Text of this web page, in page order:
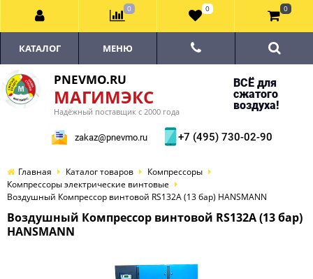
PNEVMO.RU
МАГИМЭКС
Надёжный поставщик с 2000 года
ВСЁ для
сжатого
воздуха!
zakaz@pnevmo.ru +7 (495) 730-02-90
КАТАЛОГ МЕНЮ
Главная Каталог товаров
Компрессоры
Компрессоры электрические винтовые
Воздушный Компрессор винтовой RS132А (13 бар) HANSMANN
Воздушный Компрессор винтовой RS132А (13 бар)
HANSMANN
0 0 0